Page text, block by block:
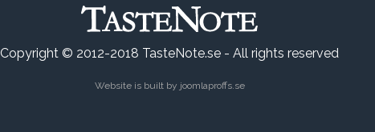
Copyright © 2012-2018 TasteNote.se - All rights reserved
Website is built by joomlaproffs.se